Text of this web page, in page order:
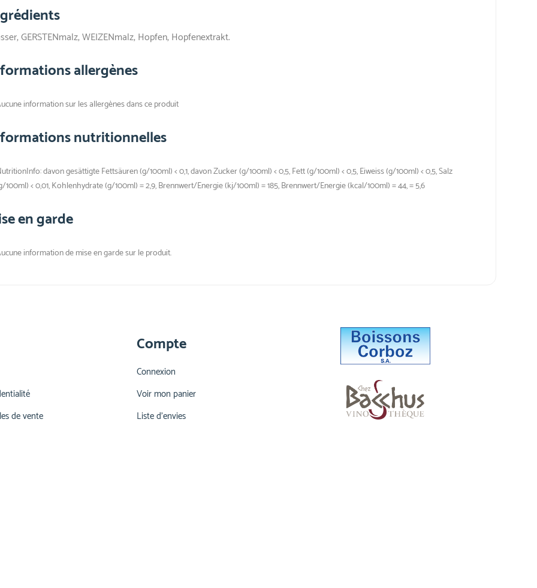
GERSTENmalz, WEIZENmalz, Hopfen, Hopfenextrakt.
allergènes
information sur les allergènes dans ce produit
nutritionnelles
davon gesättigte Fettsäuren (g/100ml) < 0,1, davon Zucker (g/100ml) < 0,5, Fett (g/100ml) < 0,5, Eiweiss (g/100ml) < 0,5, Salz
100ml) < 0,01, Kohlenhydrate (g/100ml) = 2,9, Brennwert/Energie (kj/100ml) = 185, Brennwert/Energie (kcal/100ml) = 44, = 5,6
en garde
information de mise en garde sur le produit.
de vente
Compte
Connexion
Voir mon panier
Liste d'envies